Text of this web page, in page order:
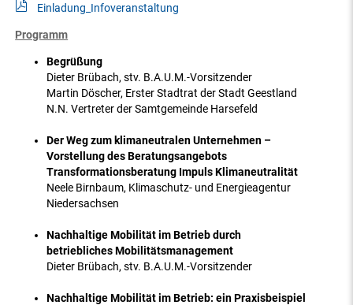
Einladung_Infoveranstaltung
Programm
Begrüßung
Dieter Brübach, stv. B.A.U.M.-Vorsitzender
Martin Döscher, Erster Stadtrat der Stadt Geestland
N.N. Vertreter der Samtgemeinde Harsefeld
Der Weg zum klimaneutralen Unternehmen –
Vorstellung des Beratungsangebots
Transformationsberatung Impuls Klimaneutralität
Neele Birnbaum, Klimaschutz- und Energieagentur
Niedersachsen
Nachhaltige Mobilität im Betrieb durch
betriebliches Mobilitätsmanagement
Dieter Brübach, stv. B.A.U.M.-Vorsitzender
Nachhaltige Mobilität im Betrieb: ein Praxisbeispiel